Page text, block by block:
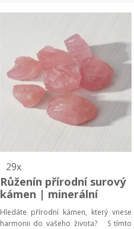
29x
Růženín přírodní surový
kámen | minerální
kámen | růžový křemen
Hledáte přírodní kámen, který vnese
harmonii do vašeho života? S tímto